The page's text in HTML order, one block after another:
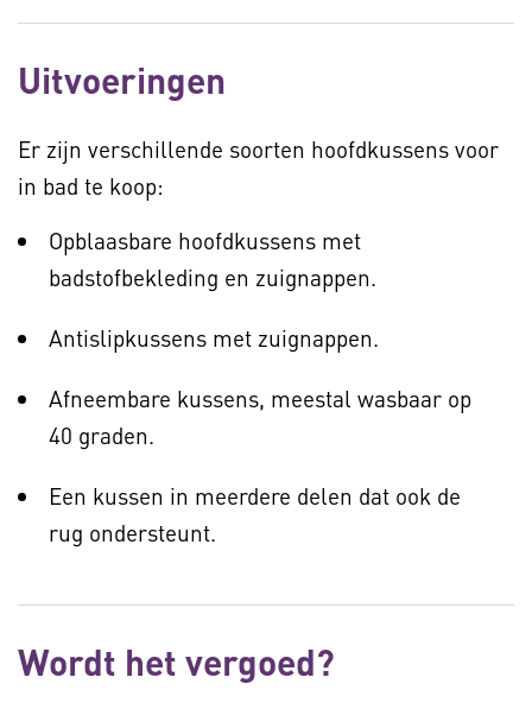
Uitvoeringen
Er zijn verschillende soorten hoofdkussens voor
in bad te koop:
Opblaasbare hoofdkussens met
badstofbekleding en zuignappen.
Antislipkussens met zuignappen.
Afneembare kussens, meestal wasbaar op
40 graden.
Een kussen in meerdere delen dat ook de
rug ondersteunt.
Wordt het vergoed?